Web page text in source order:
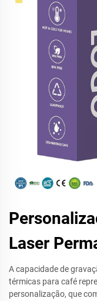
Laser
A capacidade de
térmicas para café
personalização, que